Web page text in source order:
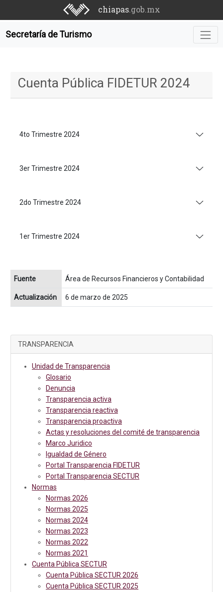
chiapas.gob.mx
Secretaría de Turismo
TRANSPARENCIA
Unidad de Transparencia
Glosario
Denuncia
Transparencia activa
Transparencia reactiva
Transparencia proactiva
Actas y resoluciones del comité de transparencia
Marco Juridico
Igualdad de Género
Portal Transparencia FIDETUR
Portal Transparencia SECTUR
Normas
Normas 2026
Normas 2025
Normas 2024
Normas 2023
Normas 2022
Normas 2021
Cuenta Pública SECTUR
Cuenta Pública SECTUR 2026
Cuenta Pública SECTUR 2025
Cuenta Pública FIDETUR 2024
4to Trimestre 2024
3er Trimestre 2024
2do Trimestre 2024
1er Trimestre 2024
Fuente Área de Recursos Financieros y Contabilidad
Actualización 6 de marzo de 2025